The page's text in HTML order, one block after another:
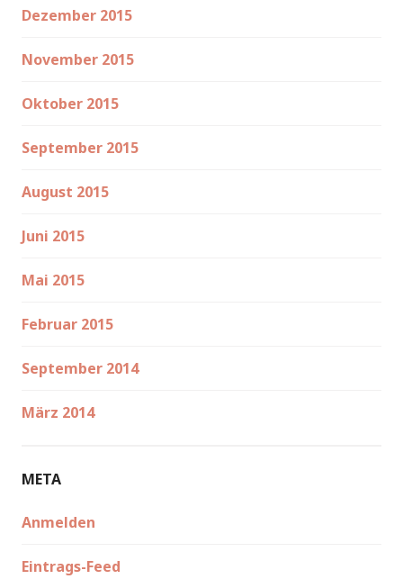
Dezember 2015
November 2015
Oktober 2015
September 2015
August 2015
Juni 2015
Mai 2015
Februar 2015
September 2014
März 2014
META
Anmelden
Eintrags-Feed